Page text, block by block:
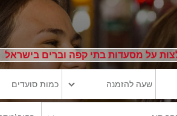
על מסעדות בתי קפה וברים בישראל